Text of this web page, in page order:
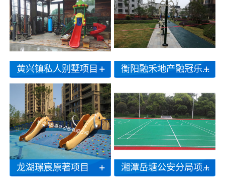
黄兴镇私人别墅项目 衡阳融禾地产融冠乐...
龙湖璟宸原著项目 湘潭岳塘公安分局项...